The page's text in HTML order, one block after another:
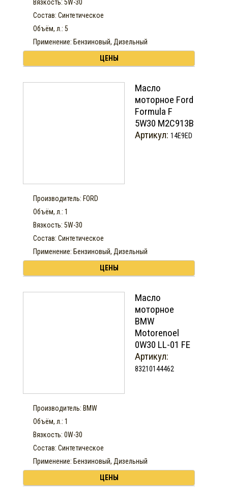
Вязкость: 5W-30
Состав: Синтетическое
Объём, л.: 5
Применение: Бензиновый, Дизельный
ЦЕНЫ
Масло
моторное Ford
Formula F
5W30 М2С913В
Артикул: 14E9ED
Производитель: FORD
Объём, л.: 1
Вязкость: 5W-30
Состав: Синтетическое
Применение: Бензиновый, Дизельный
ЦЕНЫ
Масло
моторное
BMW
Motorenoel
0W30 LL-01 FE
Артикул:
83210144462
Производитель: BMW
Объём, л.: 1
Вязкость: 0W-30
Состав: Синтетическое
Применение: Бензиновый, Дизельный
ЦЕНЫ